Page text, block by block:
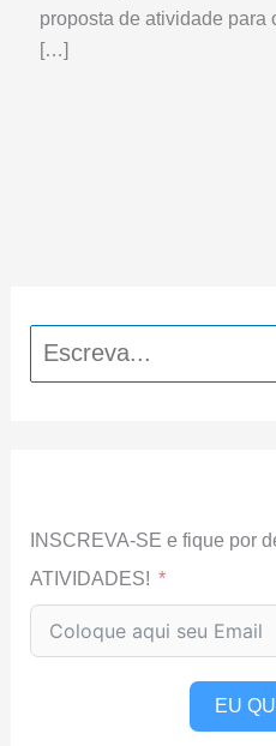
proposta de atividade para
[…]
Pesquisar
INSCREVA-SE e fique por
ATIVIDADES!
EU